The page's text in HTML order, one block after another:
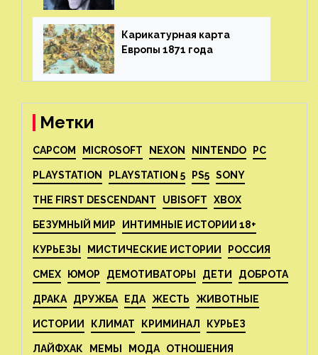
Карикатурная карта
Европы 1871 года⁠⁠
Метки
CAPCOM MICROSOFT NEXON NINTENDO PC
PLAYSTATION PLAYSTATION 5 PS5 SONY
THE FIRST DESCENDANT UBISOFT XBOX
БЕЗУМНЫЙ МИР ИНТИМНЫЕ ИСТОРИИ 18+
КУРЬЕЗЫ МИСТИЧЕСКИЕ ИСТОРИИ РОССИЯ
СМЕХ ЮМОР ДЕМОТИВАТОРЫ ДЕТИ ДОБРОТА
ДРАКА ДРУЖБА ЕДА ЖЕСТЬ ЖИВОТНЫЕ
ИСТОРИИ КЛИМАТ КРИМИНАЛ КУРЬЕЗ
ЛАЙФХАК МЕМЫ МОДА ОТНОШЕНИЯ